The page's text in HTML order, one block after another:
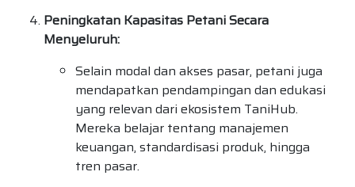
Peningkatan Kapasitas Petani Secara
Menyeluruh:
Selain modal dan akses pasar, petani juga
mendapatkan pendampingan dan edukasi
yang relevan dari ekosistem TaniHub.
Mereka belajar tentang manajemen
keuangan, standardisasi produk, hingga
tren pasar.